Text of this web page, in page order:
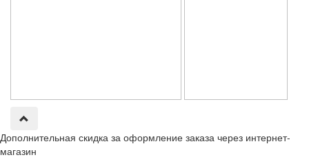
Дополнительная скидка за оформление заказа через интернет-
магазин